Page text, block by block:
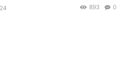
0
893